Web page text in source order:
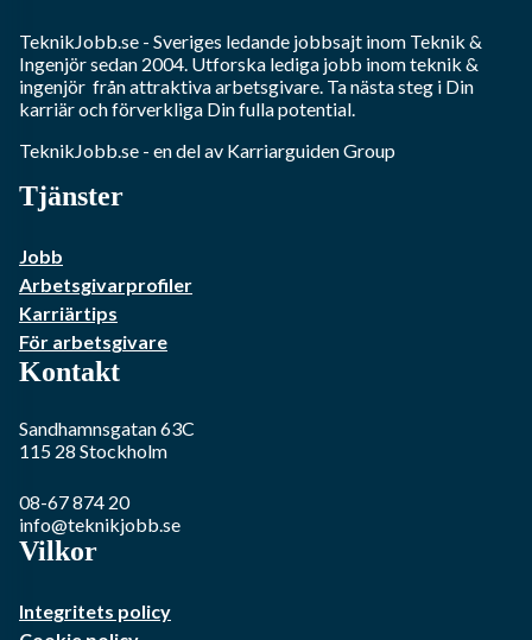
TeknikJobb.se - Sveriges ledande jobbsajt inom Teknik &
Ingenjörsedan 2004. Utforska lediga jobb inomteknik &
ingenjör från attraktiva arbetsgivare. Ta nästa steg i Din
karriär och förverkliga Din fulla potential.
TeknikJobb.se - en del av Karriarguiden Group
Tjänster
Jobb
Arbetsgivarprofiler
Karriärtips
För arbetsgivare
Kontakt
Sandhamnsgatan 63C
115 28 Stockholm
08-67 874 20
info@teknikjobb.se
Vilkor
Integritets policy